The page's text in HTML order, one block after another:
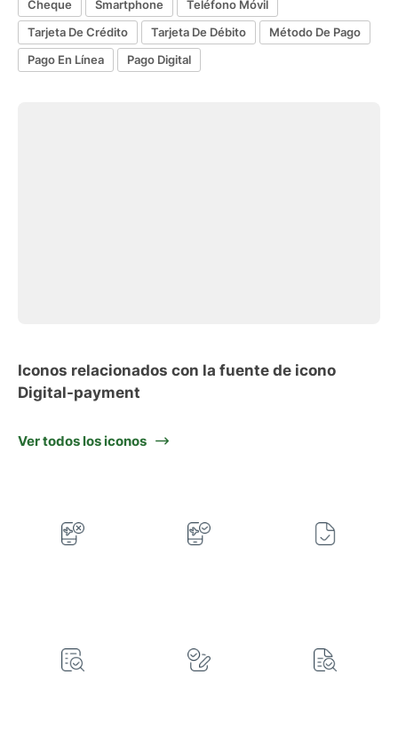
Cheque Smartphone
Teléfono Móvil
Tarjeta De Crédito
Tarjeta De Débito
Método De Pago
Pago En Línea
Pago Digital
Iconos relacionados con la fuente de icono
Digital-payment
Ver todos los iconos